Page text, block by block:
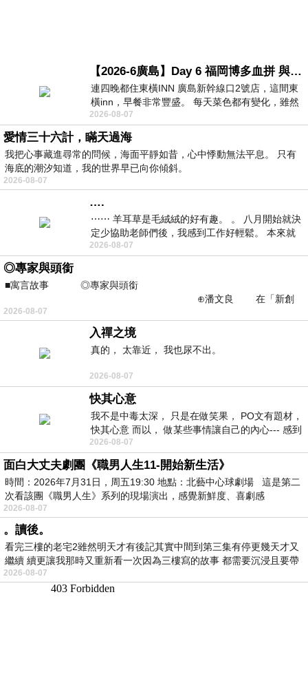
【2026-6廣島】Day 6 福岡博多血拼 與機場接送少年司機深夜對談
連四晚都住東橫INN 廣島新幹線口2號店，這間東
橫inn，早餐非常豐盛。 每天菜色都有變化，雖然
看到工作人員拿出料理包加熱，但
2026-08-07
愛情三十六計，瞞天過海
我把心事藏進尋常的問候，海面平靜如昔，心中悸動無法平息。 只有
海底的潮汐知道，我的世界早已向你傾斜。
2026-08-07
….
⋯⋯ 羊耳草是毛絨絨的好有趣。 。 八月開始就決
定少協助老師們後，我感到工作好輕鬆。 本來就
不是我的工作啊。 真
2026-08-07
◎專家與頭銜
■寓言故事 ◎專家與頭銜
⊕潘文良 在「新創
之谷」裡——
2026-08-07
入禪之境
真的， 太靠近， 我也尿不出。
2026-08-07
快其心意
我不是中毒太深， 只是在做笑果， PO文有題材，
快其心意 而以， 做某些事情讓自己的內心--- 感到
愉快。
2026-08-07
面白大丈夫劇團《職男人生11-開始新生活》
時間：2026年7月31日，周五19:30 地點：北藝中心球劇場 這是第二
次看該團《職男人生》系列的現場演出，感覺新鮮度、喜劇感
2026-08-07
。讀後。
看完三樓的老宅2雖然明天才有後記其實中間到第三集有停更幾天才又
繼續 續更讓我那時又重新看一次因為三樓寫的故事 都需要沉浸且要帶
有
2026-08-07